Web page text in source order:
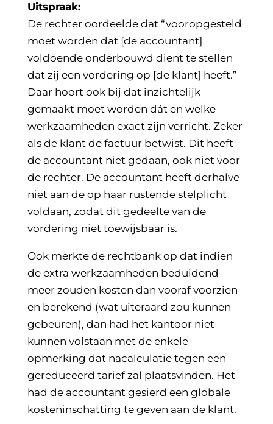
Uitspraak:
De rechter oordeelde dat “vooropgesteld
moet worden dat [de accountant]
voldoende onderbouwd dient te stellen
dat zij een vordering op [de klant] heeft.”
Daar hoort ook bij dat inzichtelijk
gemaakt moet worden dát en welke
werkzaamheden exact zijn verricht. Zeker
als de klant de factuur betwist. Dit heeft
de accountant niet gedaan, ook niet voor
de rechter. De accountant heeft derhalve
niet aan de op haar rustende stelplicht
voldaan, zodat dit gedeelte van de
vordering niet toewijsbaar is.
Ook merkte de rechtbank op dat indien
de extra werkzaamheden beduidend
meer zouden kosten dan vooraf voorzien
en berekend (wat uiteraard zou kunnen
gebeuren), dan had het kantoor niet
kunnen volstaan met de enkele
opmerking dat nacalculatie tegen een
gereduceerd tarief zal plaatsvinden. Het
had de accountant gesierd een globale
kosteninschatting te geven aan de klant.